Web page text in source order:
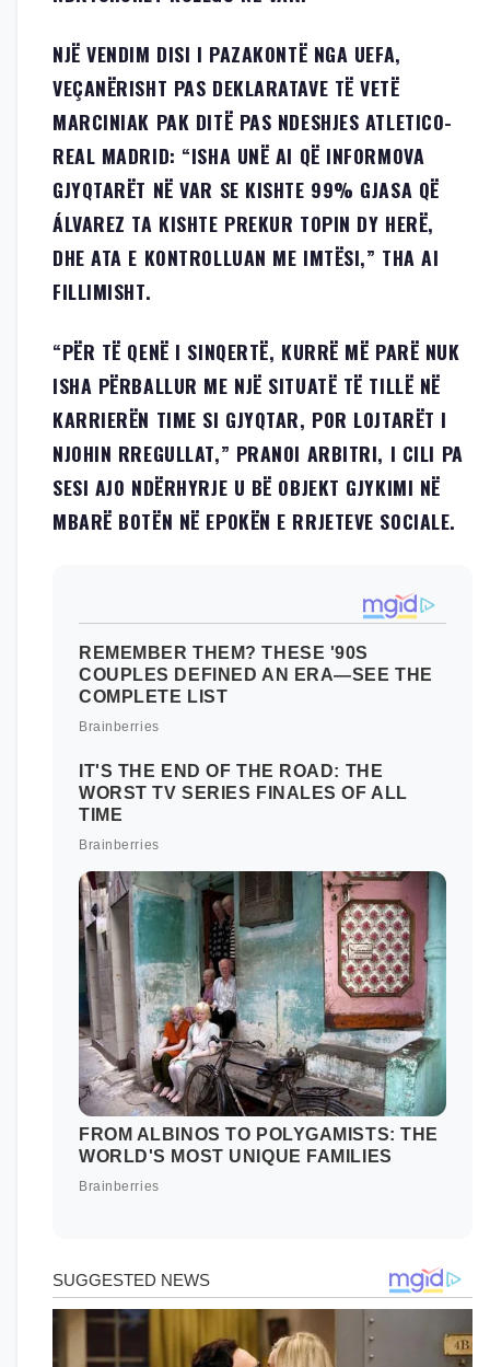
NJË VENDIM DISI I PAZAKONTË NGA UEFA,
VEÇANËRISHT PAS DEKLARATAVE TË VETË
MARCINIAK PAK DITË PAS NDESHJES ATLETICO-
REAL MADRID: “ISHA UNË AI QË INFORMOVA
GJYQTARËT NË VAR SE KISHTE 99% GJASA QË
ÁLVAREZ TA KISHTE PREKUR TOPIN DY HERË,
DHE ATA E KONTROLLUAN ME IMTËSI,” THA AI
FILLIMISHT.
“PËR TË QENË I SINQERTË, KURRË MË PARË NUK
ISHA PËRBALLUR ME NJË SITUATË TË TILLË NË
KARRIERËN TIME SI GJYQTAR, POR LOJTARËT I
NJOHIN RREGULLAT,” PRANOI ARBITRI, I CILI PA
SESI AJO NDËRHYRJE U BË OBJEKT GJYKIMI NË
MBARË BOTËN NË EPOKËN E RRJETEVE SOCIALE.